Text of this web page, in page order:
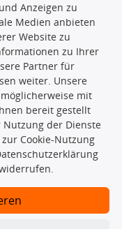
Datenbank dürfen
Datenbank ohne
zu verbreiten
zu lassen. Ein
identifizierte Ersatzteil
Anzeigen zu
Medien anbieten
Website zu
zu Ihrer
Partner für
weiter. Unsere
mit
bereit gestellt
der Dienste
Cookie-Nutzung